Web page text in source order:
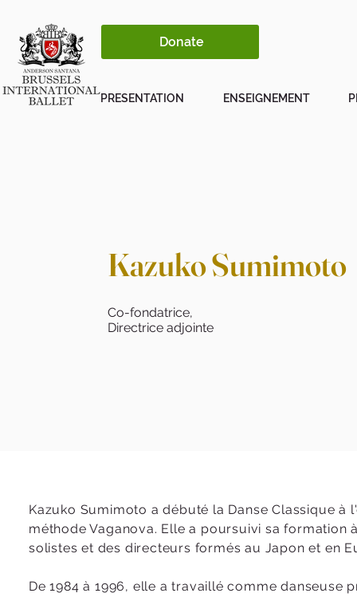
Donate
PRESENTATION ENSEIGNEMENT
Kazuko Sumimoto
Co-fondatrice,
Directrice adjointe
Kazuko Sumimoto a débuté la Danse Classique
méthode Vaganova. Elle a poursuivi sa
solistes et des directeurs formés au Japon et en
De 1984 à 1996, elle a travaillé comme danseuse